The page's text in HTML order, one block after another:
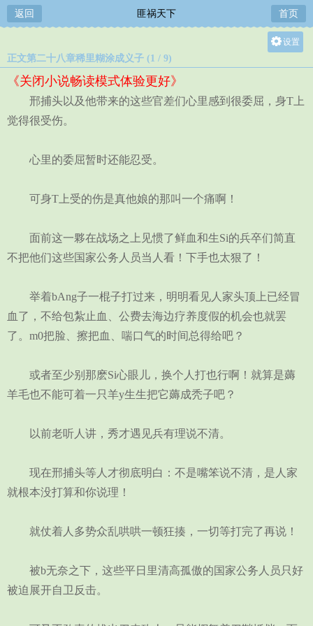
返回 匪祸天下 首页
设置
中
正文第二十八章稀里糊涂成义子 (1 / 9)
《关闭小说畅读模式体验更好》
邢捕头以及他带来的这些官差们心里感到很委屈，身T上
觉得很受伤。
心里的委屈暂时还能忍受。
可身T上受的伤是真他娘的那叫一个痛啊！
面前这一夥在战场之上见惯了鲜血和生Si的兵卒们简直
不把他们这些国家公务人员当人看！下手也太狠了！
举着bAng子一棍子打过来，明明看见人家头顶上已经冒
血了，不给包紮止血、公费去海边疗养度假的机会也就罢
了。m0把脸、擦把血、喘口气的时间总得给吧？
或者至少别那麽Si心眼儿，换个人打也行啊！就算是薅
羊毛也不能可着一只羊y生生把它薅成秃子吧？
以前老听人讲，秀才遇见兵有理说不清。
现在邢捕头等人才彻底明白：不是嘴笨说不清，是人家
就根本没打算和你说理！
就仗着人多势众乱哄哄一顿狂揍，一切等打完了再说！
被b无奈之下，这些平日里清高孤傲的国家公务人员只好
被迫展开自卫反击。